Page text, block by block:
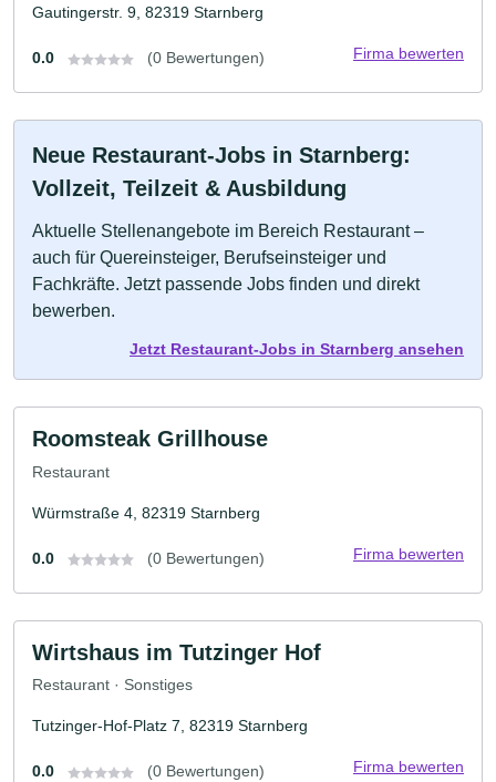
Gautingerstr. 9, 82319 Starnberg
0.0 (0 Bewertungen) Firma bewerten
Neue Restaurant-Jobs in Starnberg:
Vollzeit, Teilzeit & Ausbildung
Aktuelle Stellenangebote im Bereich Restaurant –
auch für Quereinsteiger, Berufseinsteiger und
Fachkräfte. Jetzt passende Jobs finden und direkt
bewerben.
Jetzt Restaurant-Jobs in Starnberg ansehen
Roomsteak Grillhouse
Restaurant
Würmstraße 4, 82319 Starnberg
0.0 (0 Bewertungen) Firma bewerten
Wirtshaus im Tutzinger Hof
Restaurant · Sonstiges
Tutzinger-Hof-Platz 7, 82319 Starnberg
0.0 (0 Bewertungen) Firma bewerten